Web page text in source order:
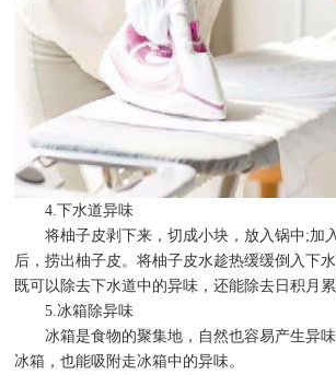
4.下水道异味
将柚子皮剥下来，切成小块，放入锅中;加
后，捞出柚子皮。将柚子皮水趁热缓缓倒入下
既可以除去下水道中的异味，还能除去日积月累
5.冰箱除异味
冰箱是食物的聚集地，自然也容易产生异味
冰箱，也能吸附走冰箱中的异味。